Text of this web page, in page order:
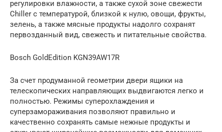
регулировки влажности, а также сухой зоне свежести
Chiller с температурой, близкой к нулю, овощи, фрукты,
зелень, а также мясные продукты надолго сохранят
первозданный вид, свежесть и питательные свойства.
Bosch GoldEdition KGN39AW17R
За счет продуманной геометрии двери ящики на
телескопических направляющих выдвигаются легко и
полностью. Режимы суперохлаждения и
суперзамораживания позволяют правильно и
качественно сохранять самые нежные продукты и